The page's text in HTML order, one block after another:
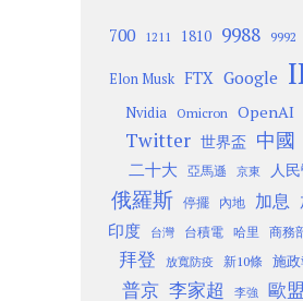
700 1211 1810 9988 9992
Elon Musk FTX Google
Nvidia Omicron OpenAI
Twitter 世界盃 中國
二十大 亞馬遜 京東 人
俄羅斯 停擺 內地 加息
印度
台灣 台積電 哈里 商務
拜登 放寬防疫 新10條 施
普京 李家超 李強 歐盟